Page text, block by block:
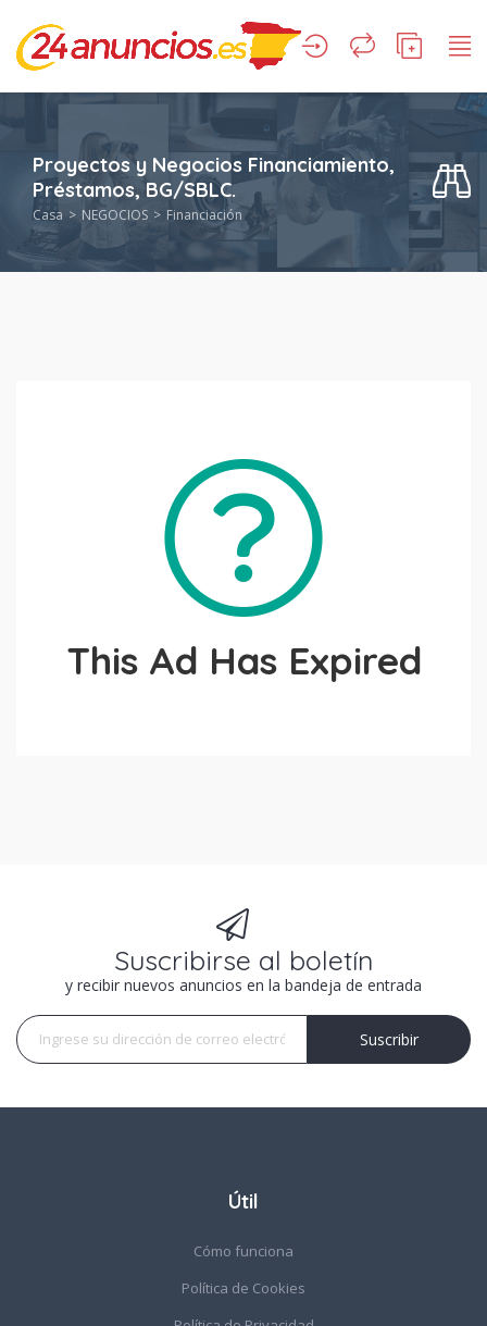
Proyectos y Negocios Financiamiento,
Préstamos, BG/SBLC.
Casa NEGOCIOS Financiación
This Ad Has Expired
Suscribirse al boletín
y recibir nuevos anuncios en la bandeja de entrada
Suscribir
Útil
Cómo funciona
Política de Cookies